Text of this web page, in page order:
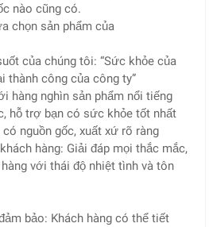
nào cũng có.
chọn sản phẩm của
của chúng tôi: “Sức khỏe của
thành công của công ty”
hàng nghìn sản phẩm nổi tiếng
hỗ trợ bạn có sức khỏe tốt nhất
nguồn gốc, xuất xứ rõ ràng
hàng: Giải đáp mọi thắc mắc,
với thái độ nhiệt tình và tôn
bảo: Khách hàng có thể tiết